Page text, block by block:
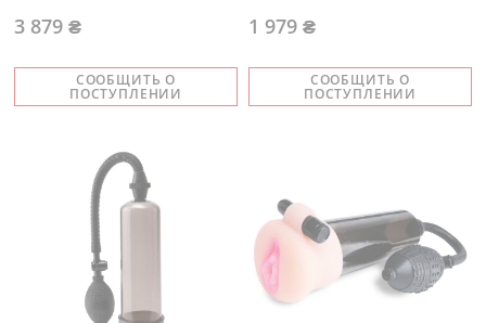
СООБЩИТЬ О
ПОСТУПЛЕНИИ
3 879 ₴
СООБЩИТЬ О
ПОСТУПЛЕНИИ
1 979 ₴